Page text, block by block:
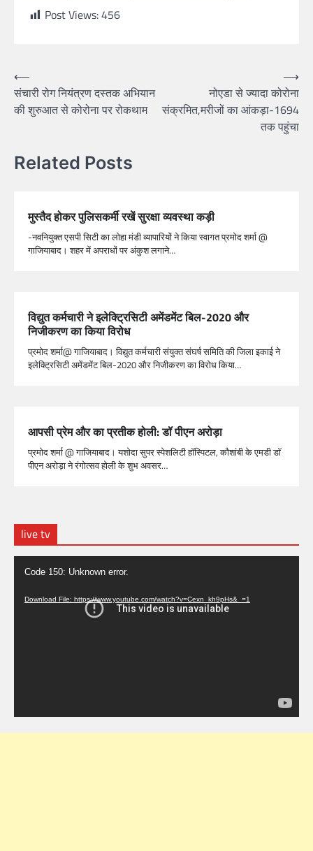
Post Views:456
⟵
संचारी रोग नियंत्रण दस्तक अभियान
की शुरुआत से कोरोना पर रोकथाम
नोएडा से ज्यादा कोरोना
संक्रमित,मरीजों का आंकड़ा-1694
तक पहुंचा
⟶
Related Posts
मुस्तैद होकर पुलिसकर्मी रखें सुरक्षा व्यवस्था कड़ी
-नवनियुक्त एसपी सिटी का लोहा मंडी व्यापारियों ने किया स्वागत प्रमोद शर्मा @
गाजियाबाद। शहर में अपराधों पर अंकुश लगाने…
विद्युत कर्मचारी ने इलेक्ट्रिसिटी अमेंडमेंट बिल-2020 और
निजीकरण का किया विरोध
प्रमोद शर्मा@ गाजियाबाद। विद्युत कर्मचारी संयुक्त संघर्ष समिति की जिला इकाई ने
इलेक्ट्रिसिटी अमेंडमेंट बिल-2020 और निजीकरण का विरोध किया…
आपसी प्रेम और का प्रतीक होली: डॉ पीएन अरोड़ा
प्रमोद शर्मा @ गाजियाबाद। यशोदा सुपर स्पेशलिटी हॉस्पिटल, कौशांबी के एमडी डॉ
पीएन अरोड़ा ने रंगोत्सव होली के शुभ अवसर…
live tv
Video
Player
Code 150: Unknown error.
Download File: https://www.youtube.com/watch?v=Cexn_kh9pHs&_=1